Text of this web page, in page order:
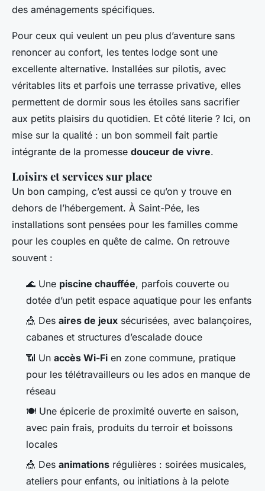
des aménagements spécifiques.
Pour ceux qui veulent un peu plus d’aventure sans
renoncer au confort, les tentes lodge sont une
excellente alternative. Installées sur pilotis, avec
véritables lits et parfois une terrasse privative, elles
permettent de dormir sous les étoiles sans sacrifier
aux petits plaisirs du quotidien. Et côté literie ? Ici, on
mise sur la qualité : un bon sommeil fait partie
intégrante de la promesse douceur de vivre.
Loisirs et services sur place
Un bon camping, c’est aussi ce qu’on y trouve en
dehors de l’hébergement. À Saint-Pée, les
installations sont pensées pour les familles comme
pour les couples en quête de calme. On retrouve
souvent :
🌊 Une piscine chauffée, parfois couverte ou
dotée d’un petit espace aquatique pour les enfants
🎪 Des aires de jeux sécurisées, avec balançoires,
cabanes et structures d’escalade douce
📶 Un accès Wi-Fi en zone commune, pratique
pour les télétravailleurs ou les ados en manque de
réseau
🍽️ Une épicerie de proximité ouverte en saison,
avec pain frais, produits du terroir et boissons
locales
🎪 Des animations régulières : soirées musicales,
ateliers pour enfants, ou initiations à la pelote